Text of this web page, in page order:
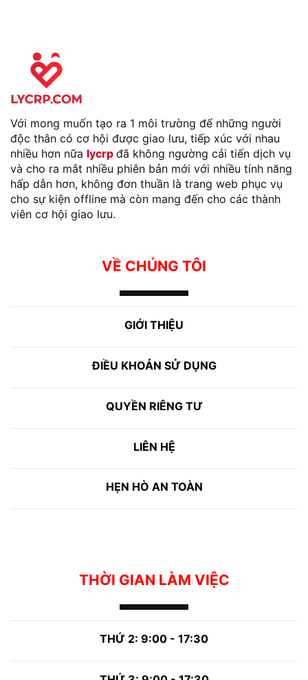
Với mong muốn tạo ra 1 môi trường để những người
độc thân có cơ hội được giao lưu, tiếp xúc với nhau
nhiều hơn nữa lycrp đã không ngường cải tiến dịch vụ
và cho ra mắt nhiều phiên bản mới với nhiều tính năng
hấp dẫn hơn, không đơn thuần là trang web phục vụ
cho sự kiện offline mà còn mang đến cho các thành
viên cơ hội giao lưu.
VỀ CHÚNG TÔI
GIỚI THIỆU
ĐIỀU KHOẢN SỬ DỤNG
QUYỀN RIÊNG TƯ
LIÊN HỆ
HẸN HÒ AN TOÀN
THỜI GIAN LÀM VIỆC
THỨ 2: 9:00 - 17:30